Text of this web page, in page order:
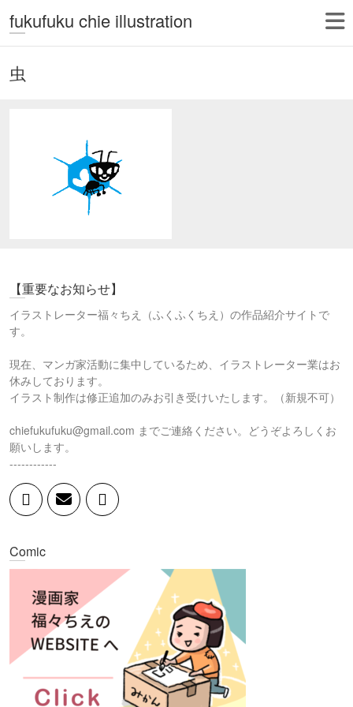
fukufuku chie illustration
虫
【重要なお知らせ】
イラストレーター福々ちえ（ふくふくちえ）の作品紹介サイトで
す。
現在、マンガ家活動に集中しているため、イラストレーター業はお
休みしております。
イラスト制作は修正追加のみお引き受けいたします。（新規不可）
chiefukufuku@gmail.com までご連絡ください。どうぞよろしくお
願いします。
------------
Comic